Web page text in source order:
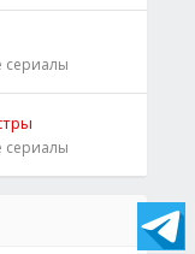
сериалы
сериалы